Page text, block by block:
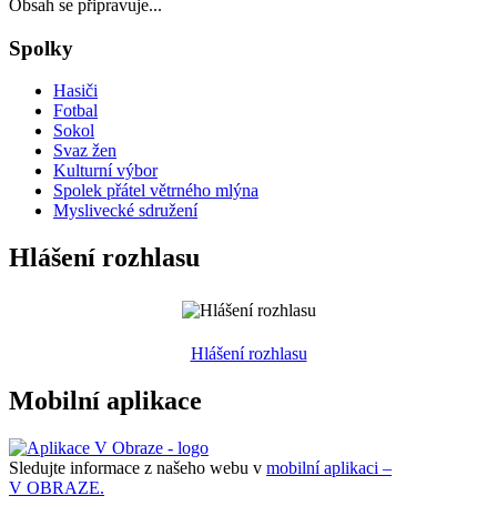
Obsah se připravuje...
Spolky
Hasiči
Fotbal
Sokol
Svaz žen
Kulturní výbor
Spolek přátel větrného mlýna
Myslivecké sdružení
Hlášení rozhlasu
Hlášení rozhlasu
Mobilní aplikace
Sledujte informace z našeho webu v mobilní aplikaci –
V OBRAZE.